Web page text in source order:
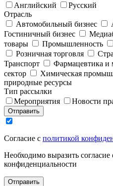
Английский
Русский
Отрасль
Автомобильный бизнес
Гостиничный бизнес
товары
Промышленность
Розничная торговля
Транспорт
Фармацевтика и
сектор
Химическая
природные ресурсы
Тип рассылки
Мероприятия
Новости
Отправить
Согласие с политикой
Необходимо выразить согласие
конфиденциальности
Отправить